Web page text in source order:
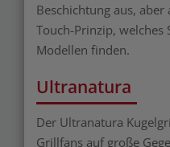
Beschichtung aus, aber
Touch-Prinzip, welches
Modellen finden.
Ultranatura
Der Ultranatura
Grillfans auf große